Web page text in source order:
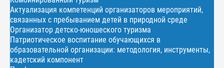
Актуализация компетенций организаторов мероприятий,
связанных с пребыванием детей в природной среде
Организатор детско-юношеского туризма
Патриотическое воспитание обучающихся в
образовательной организации: методология, инструменты,
кадетский компонент